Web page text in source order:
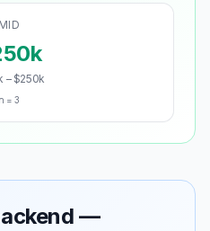
MID
– $250k
n = 3
—